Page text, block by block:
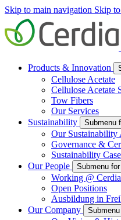
Skip to main navigation Skip
Products & Innovation
Cellulose Acetate
Cellulose Acetate
Tow Fibers
Our Services
Sustainability
Submenu
Our Sustainability
Governance &
Sustainability
Our People
Submenu
Working @ Cerdia
Open Positions
Ausbildung in
Our Company